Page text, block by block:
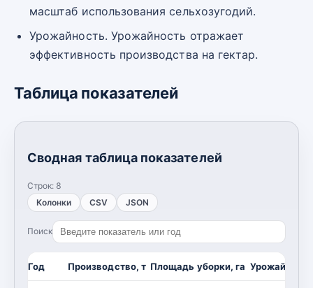
масштаб использования сельхозугодий.
Урожайность. Урожайность отражает
эффективность производства на гектар.
Таблица показателей
Сводная таблица показателей
Строк: 8
Колонки
CSV JSON
Поиск
Год Производство, т Площадь уборки, га